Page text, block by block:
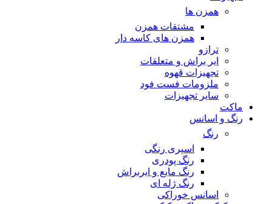
همزن ها
مشتقات همزن
همزن های کاسه دار
ترازو
ایر براش و متعلقات
تجهیزات قهوه
ملزومات فست فود
سایر تجهیزات
ماکت
رنگ و اسانس
رنگ
اسپری رنگی
رنگ پودری
رنگ مایع و ایربراش
رنگ ژله ای
اسانس خوراکی